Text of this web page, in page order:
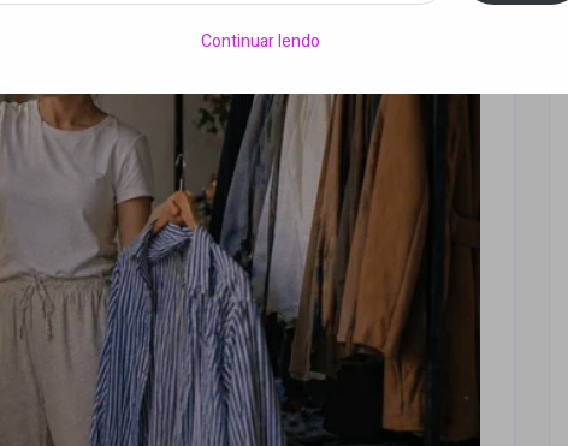
Continuar lendo